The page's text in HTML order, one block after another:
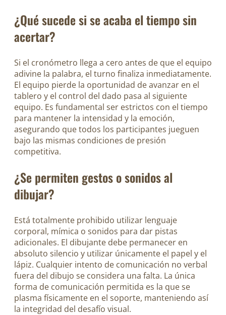
¿Qué sucede si se acaba el tiempo sin
acertar?
Si el cronómetro llega a cero antes de que el equipo
adivine la palabra, el turno finaliza inmediatamente.
El equipo pierde la oportunidad de avanzar en el
tablero y el control del dado pasa al siguiente
equipo. Es fundamental ser estrictos con el tiempo
para mantener la intensidad y la emoción,
asegurando que todos los participantes jueguen
bajo las mismas condiciones de presión
competitiva.
¿Se permiten gestos o sonidos al
dibujar?
Está totalmente prohibido utilizar lenguaje
corporal, mímica o sonidos para dar pistas
adicionales. El dibujante debe permanecer en
absoluto silencio y utilizar únicamente el papel y el
lápiz. Cualquier intento de comunicación no verbal
fuera del dibujo se considera una falta. La única
forma de comunicación permitida es la que se
plasma físicamente en el soporte, manteniendo así
la integridad del desafío visual.